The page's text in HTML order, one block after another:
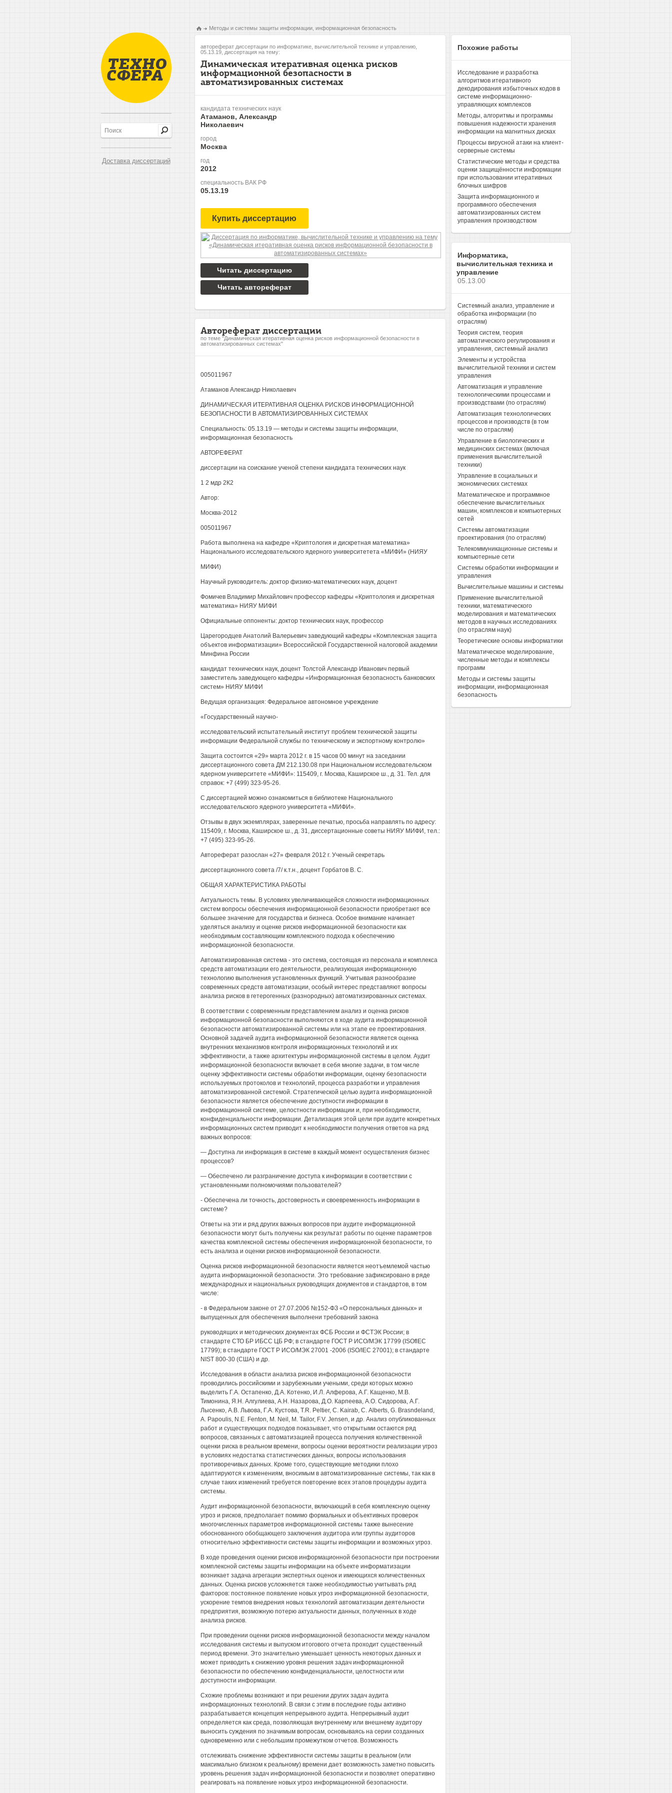
Доставка диссертаций
Методы и системы защиты информации, информационная безопасность
автореферат диссертации по информатике, вычислительной технике и управлению,
05.13.19, диссертация на тему:
Динамическая итеративная оценка рисков
информационной безопасности в
автоматизированных системах
кандидата технических наук
Атаманов, Александр
Николаевич
город
Москва
год
2012
специальность ВАК РФ
05.13.19
Купить диссертацию
Читать диссертацию
Читать автореферат
Автореферат диссертации
по теме "Динамическая итеративная оценка рисков информационной безопасности в
автоматизированных системах"
005011967
Атаманов Александр Николаевич
ДИНАМИЧЕСКАЯ ИТЕРАТИВНАЯ ОЦЕНКА РИСКОВ ИНФОРМАЦИОННОЙ
БЕЗОПАСНОСТИ В АВТОМАТИЗИРОВАННЫХ СИСТЕМАХ
Специальность: 05.13.19 — методы и системы защиты информации,
информационная безопасность
АВТОРЕФЕРАТ
диссертации на соискание ученой степени кандидата технических наук
1 2 мдр 2К2
Автор:
Москва-2012
005011967
Работа выполнена на кафедре «Криптология и дискретная математика»
Национального исследовательского ядерного университетета «МИФИ» (НИЯУ
МИФИ)
Научный руководитель: доктор физико-математических наук, доцент
Фомичев Владимир Михайлович профессор кафедры «Криптология и дискретная
математика» НИЯУ МИФИ
Официальные оппоненты: доктор технических наук, профессор
Царегородцев Анатолий Валерьевич заведующий кафедры «Комплексная защита
объектов информатизации» Всероссийской Государственной налоговой академии
Минфина России
кандидат технических наук, доцент Толстой Александр Иванович первый
заместитель заведующего кафедры «Информационная безопасность банковских
систем» НИЯУ МИФИ
Ведущая организация: Федеральное автономное учреждение
«Государственный научно-
исследовательский испытательный институт проблем технической защиты
информации Федеральной службы по техническому и экспортному контролю»
Защита состоится «29» марта 2012 г. в 15 часов 00 минут на заседании
диссертационного совета ДМ 212.130.08 при Национальном исследовательском
ядерном университете «МИФИ»: 115409, г. Москва, Каширское ш., д. 31. Тел. для
справок: +7 (499) 323-95-26.
С диссертацией можно ознакомиться в библиотеке Национального
исследовательского ядерного университета «МИФИ».
Отзывы в двух экземплярах, заверенные печатью, просьба направлять по адресу:
115409, г. Москва, Каширское ш., д. 31, диссертационные советы НИЯУ МИФИ, тел.:
+7 (495) 323-95-26.
Автореферат разослан «27» февраля 2012 г. Ученый секретарь
диссертационного совета /7/ к.т.н., доцент Горбатов В. С.
ОБЩАЯ ХАРАКТЕРИСТИКА РАБОТЫ
Актуальность темы. В условиях увеличивающейся сложности информационных
систем вопросы обеспечения информационной безопасности приобретают все
большее значение для государства и бизнеса. Особое внимание начинает
уделяться анализу и оценке рисков информационной безопасности как
необходимым составляющим комплексного подхода к обеспечению
информационной безопасности.
Автоматизированная система - это система, состоящая из персонала и комплекса
средств автоматизации его деятельности, реализующая информационную
технологию выполнения установленных функций. Учитывая разнообразие
современных средств автоматизации, особый интерес представляют вопросы
анализа рисков в гетерогенных (разнородных) автоматизированных системах.
В соответствии с современным представлением анализ и оценка рисков
информационной безопасности выполняются в ходе аудита информационной
безопасности автоматизированной системы или на этапе ее проектирования.
Основной задачей аудита информационной безопасности является оценка
внутренних механизмов контроля информационных технологий и их
эффективности, а также архитектуры информационной системы в целом. Аудит
информационной безопасности включает в себя многие задачи, в том числе
оценку эффективности системы обработки информации, оценку безопасности
используемых протоколов и технологий, процесса разработки и управления
автоматизированной системой. Стратегической целью аудита информационной
безопасности является обеспечение доступности информации в
информационной системе, целостности информации и, при необходимости,
конфиденциальности информации. Детализация этой цели при аудите конкретных
информационных систем приводит к необходимости получения ответов на ряд
важных вопросов:
— Доступна ли информация в системе в каждый момент осуществления бизнес
процессов?
— Обеспечено ли разграничение доступа к информации в соответствии с
установленными полномочиями пользователей?
- Обеспечена ли точность, достоверность и своевременность информации в
системе?
Ответы на эти и ряд других важных вопросов при аудите информационной
безопасности могут быть получены как результат работы по оценке параметров
качества комплексной системы обеспечения информационной безопасности, то
есть анализа и оценки рисков информационной безопасности.
Оценка рисков информационной безопасности является неотъемлемой частью
аудита информационной безопасности. Это требование зафиксировано в ряде
международных и национальных руководящих документов и стандартов, в том
числе:
- в Федеральном законе от 27.07.2006 №152-ФЗ «О персональных данных» и
выпущенных для обеспечения выполнени требований закона
руководящих и методических документах ФСБ России и ФСТЭК России; в
стандарте СТО БР ИБСС ЦБ РФ; в стандарте ГОСТ Р ИСО/МЭК 17799 (ISOflEC
17799); в стандарте ГОСТ Р ИСО/МЭК 27001 -2006 (ISO/IEC 27001); в стандарте
NIST 800-30 (США) и др.
Исследования в области анализа рисков информационной безопасности
проводились российскими и зарубежными учеными, среди которых можно
выделить Г.А. Остапенко, Д.А. Котенко, И.Л. Алферова, А.Г. Кащенко, М.В.
Тимонина, Я.Н. Алгулиева, А.Н. Назарова, Д.О. Карпеева, А.О. Сидорова, А.Г.
Лысенко, A.B. Львова, Г.А. Кустова, T.R. Peltier, С. Kairab, С. Alberts, G. Brasndeland,
A. Papoulis, N.E. Fenton, M. Neil, M. Tailor, F.V. Jensen, и др. Анализ опубликованных
работ и существующих подходов показывает, что открытыми остаются ряд
вопросов, связанных с автоматизацией процесса получения количественной
оценки риска в реальном времени, вопросы оценки вероятности реализации угроз
в условиях недостатка статистических данных, вопросы использования
противоречивых данных. Кроме того, существующие методики плохо
адаптируются к изменениям, вносимым в автоматизированные системы, так как в
случае таких изменений требуется повторение всех этапов процедуры аудита
системы.
Аудит информационной безопасности, включающий в себя комплексную оценку
угроз и рисков, предполагает помимо формальных и объективных проверок
многочисленных параметров информационной системы также вынесение
обоснованного обобщающего заключения аудитора или группы аудиторов
относительно эффективности системы защиты информации и возможных угроз.
В ходе проведения оценки рисков информационной безопасности при построении
комплексной системы защиты информации на объекте информатизации
возникает задача агрегации экспертных оценок и имеющихся количественных
данных. Оценка рисков усложняется также необходимостью учитывать ряд
факторов: постоянное появление новых угроз информационной безопасности,
ускорение темпов внедрения новых технологий автоматизации деятельности
предприятия, возможную потерю актуальности данных, полученных в ходе
анализа рисков.
При проведении оценки рисков информационной безопасности между началом
исследования системы и выпуском итогового отчета проходит существенный
период времени. Это значительно уменьшает ценность некоторых данных и
может приводить к снижению уровня решения задач информационной
безопасности по обеспечению конфиденциальности, целостности или
доступности информации.
Схожие проблемы возникают и при решении других задач аудита
информационных технологий. В связи с этим в последние годы активно
разрабатывается концепция непрерывного аудита. Непрерывный аудит
определяется как среда, позволяющая внутреннему или внешнему аудитору
выносить суждения по значимым вопросам, основываясь на серии созданных
одновременно или с небольшим промежутком отчетов. Возможность
отслеживать снижение эффективности системы защиты в реальном (или
максимально близком к реальному) времени дает возможность заметно повысить
уровень решения задач информационной безопасности и позволяет оперативно
реагировать на появление новых угроз информационной безопасности.
Похожие работы
Исследование и разработка
алгоритмов итеративного
декодирования избыточных кодов в
системе информационно-
управляющих комплексов
Методы, алгоритмы и программы
повышения надежности хранения
информации на магнитных дисках
Процессы вирусной атаки на клиент-
серверные системы
Статистические методы и средства
оценки защищённости информации
при использовании итеративных
блочных шифров
Защита информационного и
программного обеспечения
автоматизированных систем
управления производством
Информатика,
вычислительная техника и
управление
05.13.00
Системный анализ, управление и
обработка информации (по
отраслям)
Теория систем, теория
автоматического регулирования и
управления, системный анализ
Элементы и устройства
вычислительной техники и систем
управления
Автоматизация и управление
технологическими процессами и
производствами (по отраслям)
Автоматизация технологических
процессов и производств (в том
числе по отраслям)
Управление в биологических и
медицинских системах (включая
применения вычислительной
техники)
Управление в социальных и
экономических системах
Математическое и программное
обеспечение вычислительных
машин, комплексов и компьютерных
сетей
Системы автоматизации
проектирования (по отраслям)
Телекоммуникационные системы и
компьютерные сети
Системы обработки информации и
управления
Вычислительные машины и системы
Применение вычислительной
техники, математического
моделирования и математических
методов в научных исследованиях
(по отраслям наук)
Теоретические основы информатики
Математическое моделирование,
численные методы и комплексы
программ
Методы и системы защиты
информации, информационная
безопасность